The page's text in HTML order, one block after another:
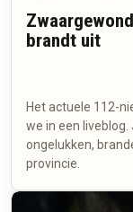
brandt uit
Het actuele 112-
we in een
ongelukken,
provincie.